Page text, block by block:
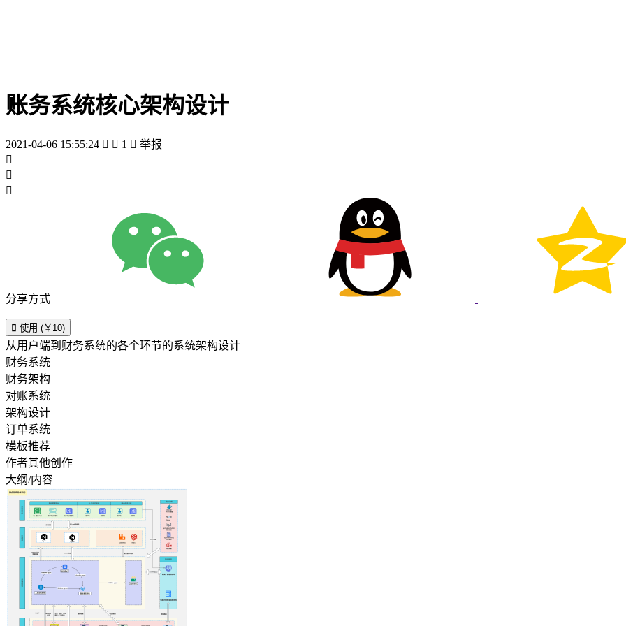
账务系统核心架构设计
2021-04-06 15:55:24   1  举报



分享方式
 使用 (￥10)
从用户端到财务系统的各个环节的系统架构设计
财务系统
财务架构
对账系统
架构设计
订单系统
模板推荐
作者其他创作
大纲/内容